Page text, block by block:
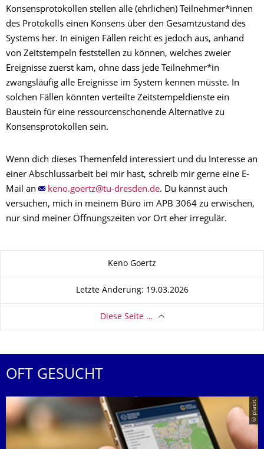
Konsensprotokollen stellen alle (ehrlichen) Teilnehmer*innen
des Protokolls einen Konsens über den Gesamtzustand des
Systems her. In einigen Fällen reicht es jedoch aus, anhand
von Zeitstempeln feststellen zu können, welches zweier
Ereignisse zuerst kam, ohne dass jede Teilnehmer*in
zwangsläufig alle Ereignisse im System kennen müsste. In
solchen Fällen könnten verteilte Zeitstempeldienste ein
Baustein für eine ressourcenschonende Alternative zu
Konsensprotokollen sein.
Wenn dich dieses Themenfeld interessiert und du Interesse an
einer Abschlussarbeit bei mir hast, schreib mir gerne eine E-
Mail an
. Du kannst auch
versuchen, mich in meinem Büro im APB 3064 zu erwischen,
nur sind meiner Öffnungszeiten vor Ort eher irregulär.
Keno Goertz
Letzte Änderung: 19.03.2026
Diese Seite …
OFT GESUCHT
© placit